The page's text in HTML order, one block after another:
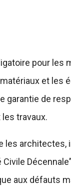
pour les
et les
garantie de
travaux.
les
aux défauts